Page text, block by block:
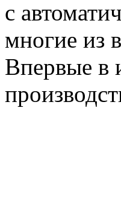
с
многие из
Впервые в